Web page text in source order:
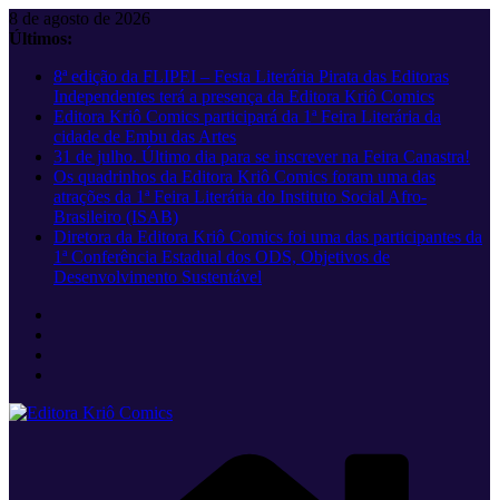
Pular
para
conteúdo
8 de agosto de 2026
Últimos:
8ª edição da FLIPEI – Festa Literária Pirata das Editoras
Independentes terá a presença da Editora Kriô Comics
Editora Kriô Comics participará da 1ª Feira Literária da
cidade de Embu das Artes
31 de julho. Último dia para se inscrever na Feira Canastra!
Os quadrinhos da Editora Kriô Comics foram uma das
atrações da 1ª Feira Literária do Instituto Social Afro-
Brasileiro (ISAB)
Diretora da Editora Kriô Comics foi uma das participantes da
1ª Conferência Estadual dos ODS, Objetivos de
Desenvolvimento Sustentável